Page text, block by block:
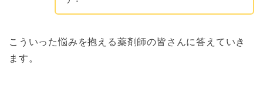
こういった悩みを抱える薬剤師の皆さんに答えていき
ます。